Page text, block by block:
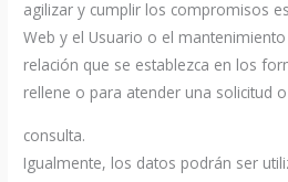
agilizar y cumplir los compromisos
Web y el Usuario o el
relación que se establezca en los
rellene o para atender una solicitud o
consulta.
Igualmente, los datos podrán ser